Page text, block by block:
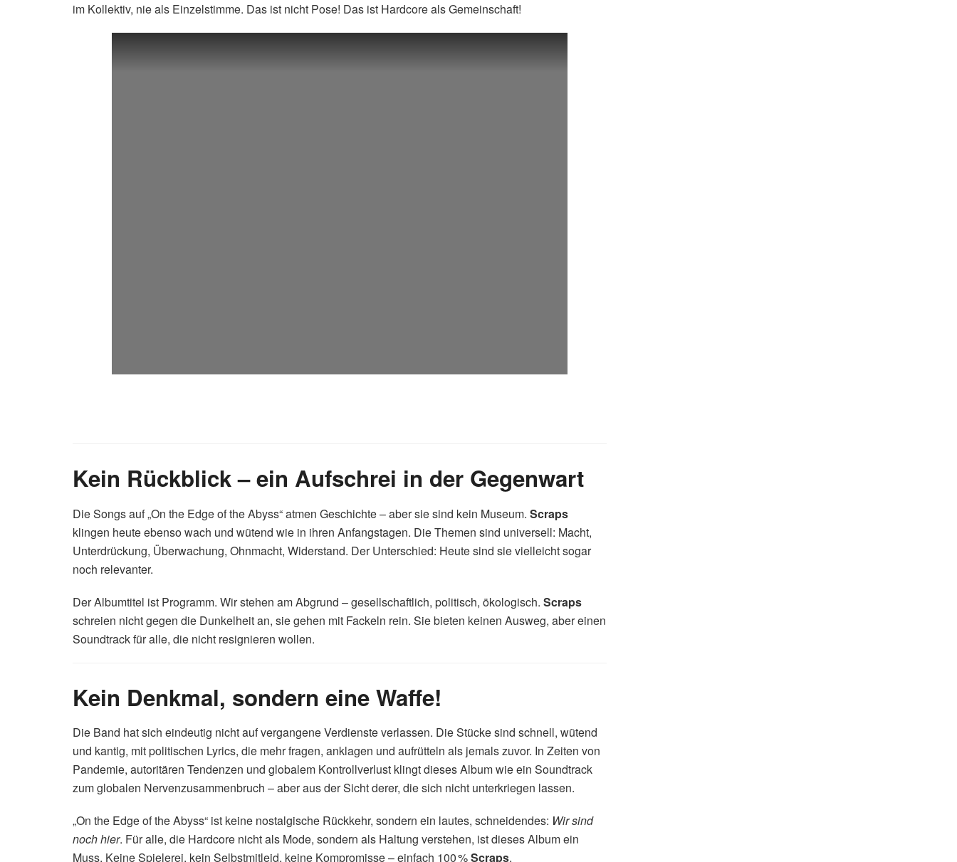
im Kollektiv, nie als Einzelstimme. Das ist nicht Pose! Das ist Hardcore als Gemeinschaft!
Kein Rückblick – ein Aufschrei in der Gegenwart
Die Songs auf „On the Edge of the Abyss“ atmen Geschichte – aber sie sind kein Museum. Scraps
klingen heute ebenso wach und wütend wie in ihren Anfangstagen. Die Themen sind universell: Macht,
Unterdrückung, Überwachung, Ohnmacht, Widerstand. Der Unterschied: Heute sind sie vielleicht sogar
noch relevanter.
Der Albumtitel ist Programm. Wir stehen am Abgrund – gesellschaftlich, politisch, ökologisch. Scraps
schreien nicht gegen die Dunkelheit an, sie gehen mit Fackeln rein. Sie bieten keinen Ausweg, aber einen
Soundtrack für alle, die nicht resignieren wollen.
Kein Denkmal, sondern eine Waffe!
Die Band hat sich eindeutig nicht auf vergangene Verdienste verlassen. Die Stücke sind schnell, wütend
und kantig, mit politischen Lyrics, die mehr fragen, anklagen und aufrütteln als jemals zuvor. In Zeiten von
Pandemie, autoritären Tendenzen und globalem Kontrollverlust klingt dieses Album wie ein Soundtrack
zum globalen Nervenzusammenbruch – aber aus der Sicht derer, die sich nicht unterkriegen lassen.
„On the Edge of the Abyss“ ist keine nostalgische Rückkehr, sondern ein lautes, schneidendes: Wir sind
noch hier. Für alle, die Hardcore nicht als Mode, sondern als Haltung verstehen, ist dieses Album ein
Muss. Keine Spielerei, kein Selbstmitleid, keine Kompromisse – einfach 100 %Scraps.